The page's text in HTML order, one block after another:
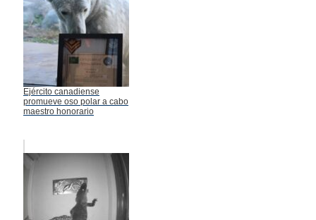
Ejército canadiense
promueve oso polar a cabo
maestro honorario